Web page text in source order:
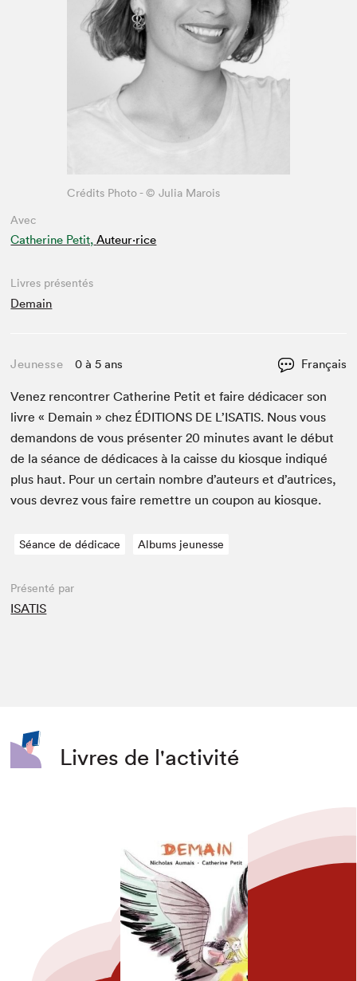
Avec
Catherine Petit, Auteur·rice
Crédits Photo - © Julia Marois
Livres présentés
Demain
Jeunesse 0 à 5 ans Français
Venez ren­con­tr­er Cather­ine Petit et faire dédi­cac­er son
livre « Demain » chez ÉDI­TIONS DE L’ISATIS. Nous vous
deman­dons de vous présen­ter20 min­utes avant le début
de la séance de dédi­caces à la caisse du kiosque indiqué
plus haut. Pour un cer­tain nom­bre d’auteurs et d’autrices,
vous devrez vous faire remet­tre un coupon au kiosque.
Séance de dédicace Albums jeunesse
Présenté par
ISATIS
Livres de l'activité